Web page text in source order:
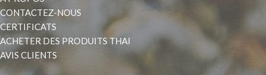
CONTACTEZ-NOUS
CERTIFICATS
ACHETER DES PRODUITS THAI
AVIS CLIENTS